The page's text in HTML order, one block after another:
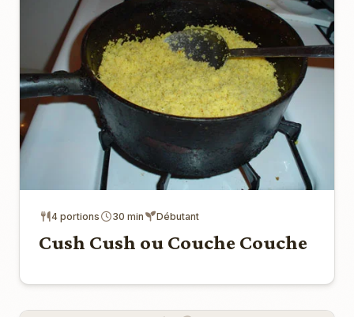
4 portions 30 min Débutant
Cush Cush ou Couche Couche